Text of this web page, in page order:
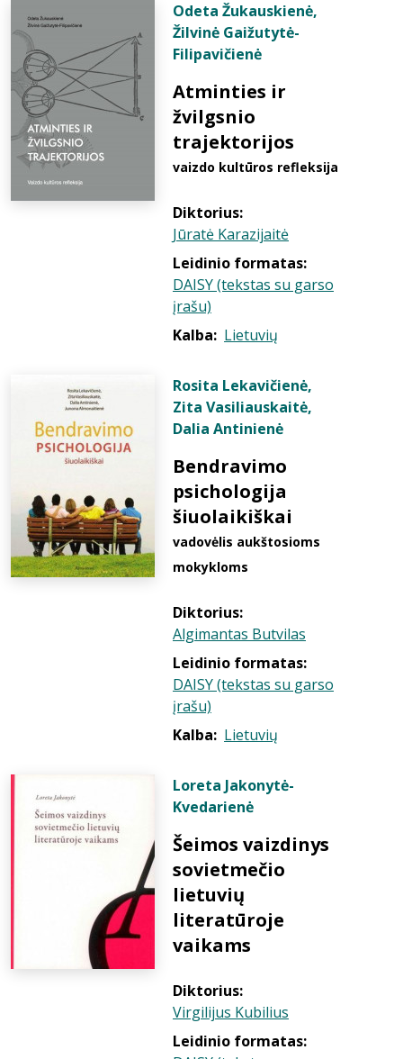
Odeta Žukauskienė,
Žilvinė Gaižutytė-
Filipavičienė
Atminties ir
žvilgsnio
trajektorijos
vaizdo kultūros refleksija
Diktorius:
Jūratė Karazijaitė
Leidinio formatas:
DAISY (tekstas su garso
įrašu)
Kalba: Lietuvių
Rosita Lekavičienė,
Zita Vasiliauskaitė,
Dalia Antinienė
Bendravimo
psichologija
šiuolaikiškai
vadovėlis aukštosioms
mokykloms
Diktorius:
Algimantas Butvilas
Leidinio formatas:
DAISY (tekstas su garso
įrašu)
Kalba: Lietuvių
Loreta Jakonytė-
Kvedarienė
Šeimos vaizdinys
sovietmečio
lietuvių
literatūroje
vaikams
Diktorius:
Virgilijus Kubilius
Leidinio formatas: